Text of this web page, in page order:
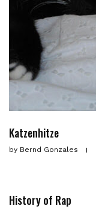
Katzenhitze
by Bernd Gonzales
History of Rap